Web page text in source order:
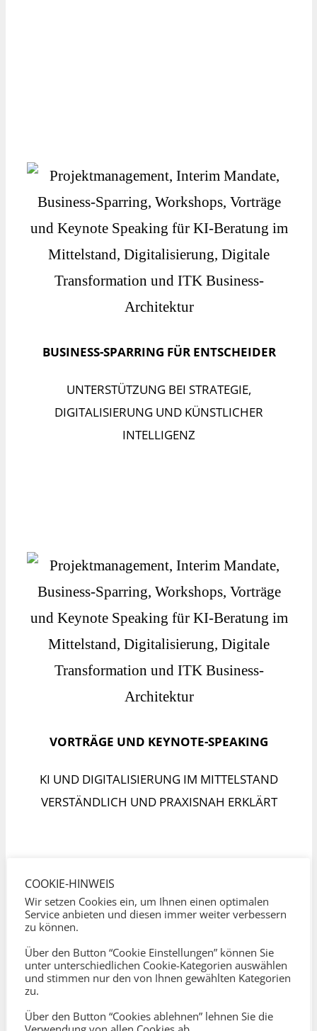
BUSINESS-SPARRING FÜR ENTSCHEIDER
UNTERSTÜTZUNG BEI STRATEGIE,
DIGITALISIERUNG UND KÜNSTLICHER
INTELLIGENZ
VORTRÄGE UND KEYNOTE-SPEAKING
KI UND DIGITALISIERUNG IM MITTELSTAND
VERSTÄNDLICH UND PRAXISNAH ERKLÄRT
COOKIE-HINWEIS
Wir setzen Cookies ein, um Ihnen einen optimalen
Service anbieten und diesen immer weiter verbessern
zu können.
Über den Button “Cookie Einstellungen” können Sie
unter unterschiedlichen Cookie-Kategorien auswählen
und stimmen nur den von Ihnen gewählten Kategorien
zu.
Über den Button “Cookies ablehnen” lehnen Sie die